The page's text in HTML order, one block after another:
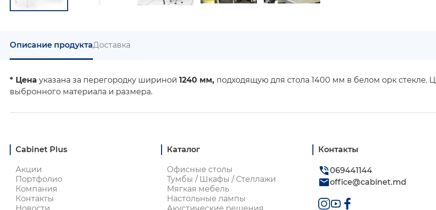
Описание продуктаДоставка
* Цена указана за перегородку шириной 1240 мм, подходящую для стола 1400 мм в белом орк стекле.
выбронного материала и размера.
Cabinet Plus
Акции
Портфолио
Компания
Контакты
Каталог
Офисные столы
Тумбы / Шкафы / Стеллажи
Мягкая мебель
Настольные лампы
Контакты
069441144
office@cabinet.md